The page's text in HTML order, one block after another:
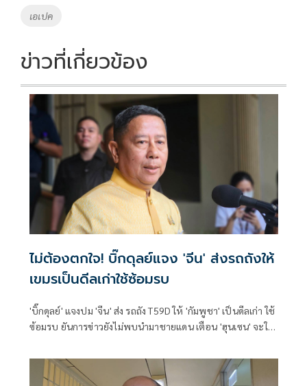
o
k
เอเปค
ข่าวที่เกี่ยวข้อง
ไม่ต้องตกใจ! บิ๊กดุลย์แจง 'จีน' ส่งรถถังให้
เขมรเป็นดีลเก่าใช้ซ้อมรบ
'บิ๊กดุลย์' แจงปม 'จีน' ส่ง รถถัง T59D ให้ 'กัมพูชา' เป็นดีลเก่า ใช้
ซ้อมรบ ยันการข่าวยังไม่พบนำมาชายแดน เตือน 'ฮุนเซน' จะใช้